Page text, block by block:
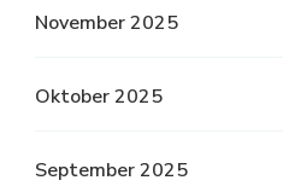
November 2025
Oktober 2025
September 2025